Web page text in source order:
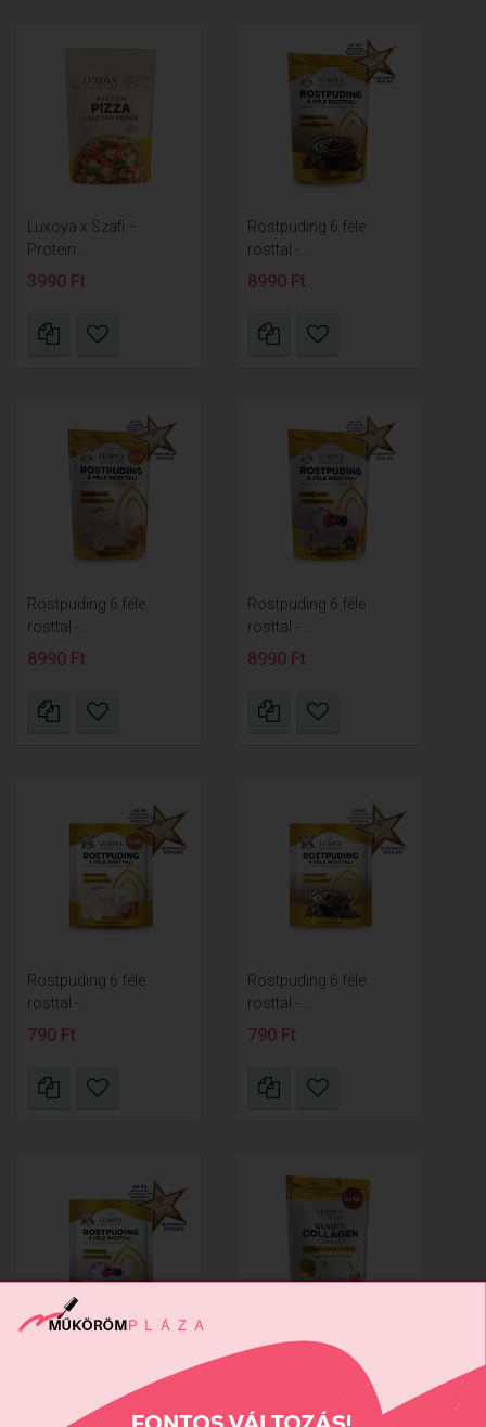
Luxoya x Szafi –
Protein...
3990 Ft
Rostpuding 6 féle
rosttal -...
8990 Ft
Rostpuding 6 féle
rosttal -...
8990 Ft
Rostpuding 6 féle
rosttal -...
8990 Ft
Rostpuding 6 féle
rosttal -...
790 Ft
Rostpuding 6 féle
rosttal -...
790 Ft
BEAUTY COLLAGEN
9990 Ft